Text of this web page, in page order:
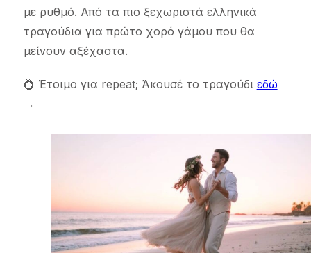
με ρυθμό. Από τα πιο ξεχωριστά ελληνικά
τραγούδια για πρώτο χορό γάμου που θα
μείνουν αξέχαστα.
💍 Έτοιμο για repeat; Άκουσέ το τραγούδι εδώ
→